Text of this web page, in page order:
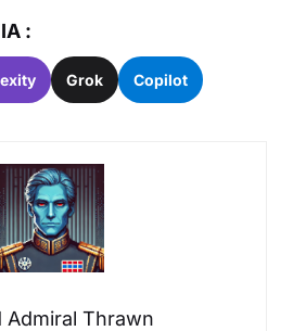
:
Grok Copilot
Admiral Thrawn